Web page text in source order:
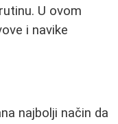
U ovom
i navike
najbolji način da